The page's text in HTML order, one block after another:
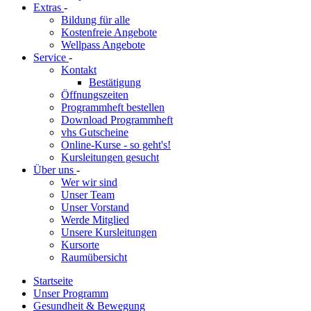
Extras -
Bildung für alle
Kostenfreie Angebote
Wellpass Angebote
Service -
Kontakt
Bestätigung
Öffnungszeiten
Programmheft bestellen
Download Programmheft
vhs Gutscheine
Online-Kurse - so geht's!
Kursleitungen gesucht
Über uns -
Wer wir sind
Unser Team
Unser Vorstand
Werde Mitglied
Unsere Kursleitungen
Kursorte
Raumübersicht
Startseite
Unser Programm
Gesundheit & Bewegung